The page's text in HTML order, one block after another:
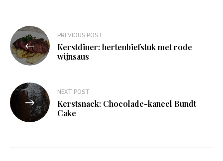
Bericht
navigatie
PREVIOUS POST
Kerstdiner: hertenbiefstuk met rode
wijnsaus
NEXT POST
Kerstsnack: Chocolade-kaneel Bundt
Cake